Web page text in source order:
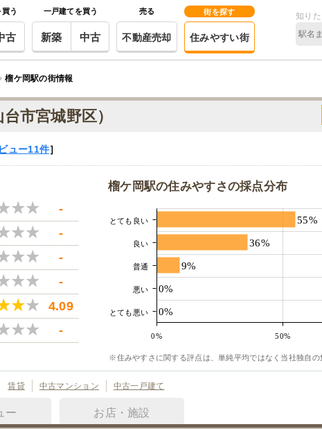
う
古
一戸建てを買う
新築 中古
売る
不動産売却
街を探す
住みやすい街
知り
榴ケ岡駅の街情報
市宮城野区）
ュー11件］
-
-
-
-
4.09
-
榴ケ岡駅の住みやすさの採点分布
55%
36%
9%
0%
0%
とても良い
良い
普通
悪い
とても悪い
0% 50%
※住みやすさに関する評点は、単純平均ではなく当社独自の
賃貸 中古マンション 中古一戸建て
ー お店・施設